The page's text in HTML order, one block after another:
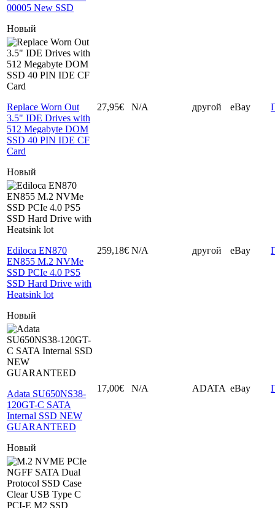
00005 New SSD
Новый
Replace Worn Out
3.5" IDE Drives with
512 Megabyte DOM
SSD 40 PIN IDE CF
Card
Новый
27,95€ N/A другой eBay
Ediloca EN870
EN855 M.2 NVMe
SSD PCIe 4.0 PS5
SSD Hard Drive with
Heatsink lot
Новый
259,18€ N/A другой eBay
Adata SU650NS38-
120GT-C SATA
Internal SSD NEW
GUARANTEED
Новый
17,00€ N/A ADATA eBay